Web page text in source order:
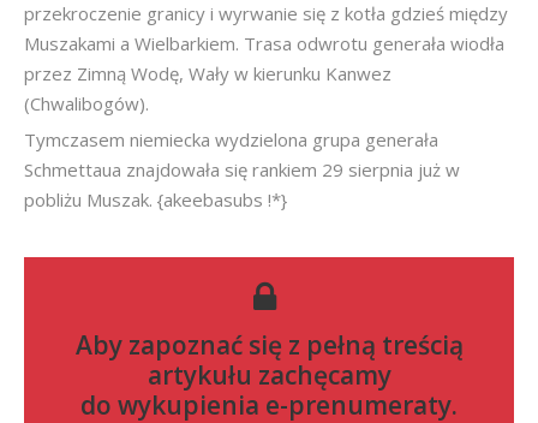
przekroczenie granicy i wyrwanie się z kotła gdzieś między
Muszakami a Wielbarkiem. Trasa odwrotu generała wiodła
przez Zimną Wodę, Wały w kierunku Kanwez
(Chwalibogów).
Tymczasem niemiecka wydzielona grupa generała
Schmettaua znajdowała się rankiem 29 sierpnia już w
pobliżu Muszak. {akeebasubs !*}
Aby zapoznać się z pełną treścią
artykułu zachęcamy
do wykupienia e-prenumeraty.